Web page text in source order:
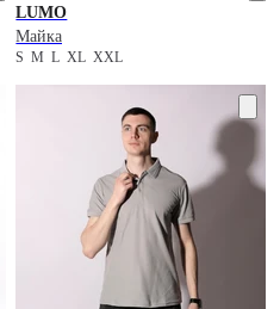
LUMO
Майка
SMLXLXXL